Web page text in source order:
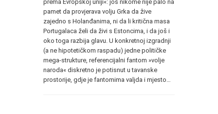
prema Evropskoj uniji«: još nikome nije palo na
pamet da provjerava volju Grka da žive
zajedno s Holanđanima, ni da li kritična masa
Portugalaca želi da živi s Estoncima, i da još i
oko toga razbija glavu. U konkretnoj izgradnji
(a ne hipotetičkom raspadu) jedne političke
mega-strukture, referencijalni fantom »volje
naroda« diskretno je potisnut u tavanske
prostorije, gdje je fantomima valjda i mjesto…